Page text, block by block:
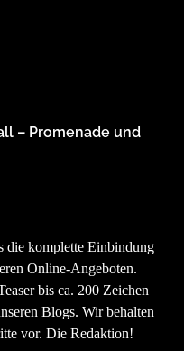
– Promenade und
die komplette Einbindung
Online-Angeboten.
bis ca. 200 Zeichen
Blogs. Wir behalten
vor. Die Redaktion!